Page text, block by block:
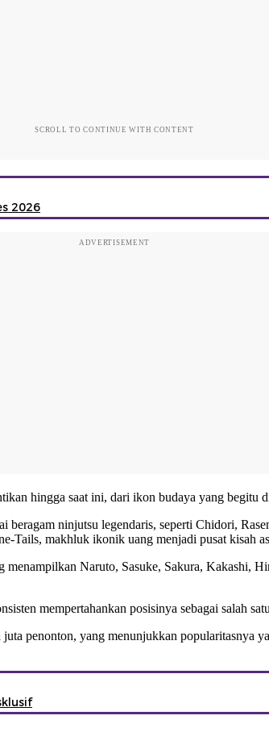
SCROLL TO CONTINUE WITH CONTENT
2026
ADVERTISEMENT
hingga saat ini, dari ikon budaya yang
beragam ninjutsu legendaris, seperti Chidori,
Tails, makhluk ikonik uang menjadi pusat kisah
Naruto, Sasuke, Sakura, Kakashi,
mempertahankan posisinya sebagai salah
penonton, yang menunjukkan popularitasnya